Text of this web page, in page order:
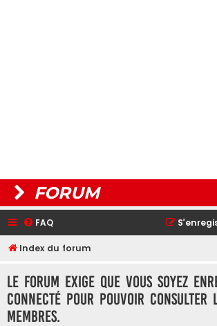
FORUM
FAQ
Index du forum
Le forum exige que vous soyez
connecté pour pouvoir
membres.